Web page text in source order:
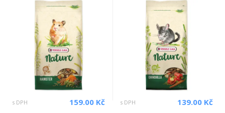
s DPH 159.00 Kč s DPH 139.00 Kč